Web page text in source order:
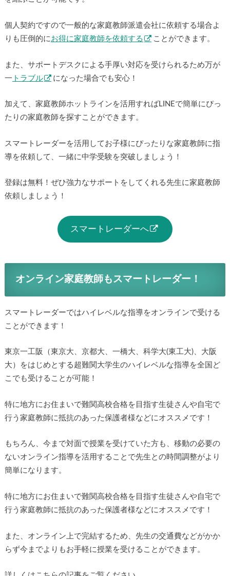
個人契約ですので一般的な家庭教師派遣会社に依頼する場合よ
りも圧倒的にお得に家庭教師を依頼する ことができます。
また、サポートデスクによる手厚い対応を受けられるため万が
一 トラブル になった場合でも安心！
加えて、家庭教師ホットラインを活用すればLINEで簡単にぴっ
たりの家庭教師を探すことができます。
スマートレーダーを活用してお子様にぴったりな家庭教師に指
導を依頼して、一緒に中学受験を突破しましょう！
登録は無料！ぜひ強力なサポートをしてくれる先生に家庭教師
依頼しましょう！
スマートレーダーへ
オンライン家庭教師もスマートレーダー！
スマートレーダーではハイレベルな指導をオンラインで受ける
ことができます！
東京一工阪（東京大、京都大、一橋大、科学大(東工大)、大阪
大）をはじめとする超難関大学生のハイレベルな指導を全国ど
こでも受けることが可能！
特に地方にお住まいで難関高校合格を目指す生徒さんや自宅で
行う家庭教師に抵抗のあった保護者様などにオススメです！
もちろん、今まで対面で授業を受けていた方も、移動の必要の
ないオンライン指導を活用することで先生との時間調整がより
簡単になります。
特に地方にお住まいで難関高校合格を目指す生徒さんや自宅で
行う家庭教師に抵抗のあった保護者様などにオススメです！
また、オンライン上で完結するため、先生の交通費などがかか
らず今までよりもお手軽に授業を受けることができます。